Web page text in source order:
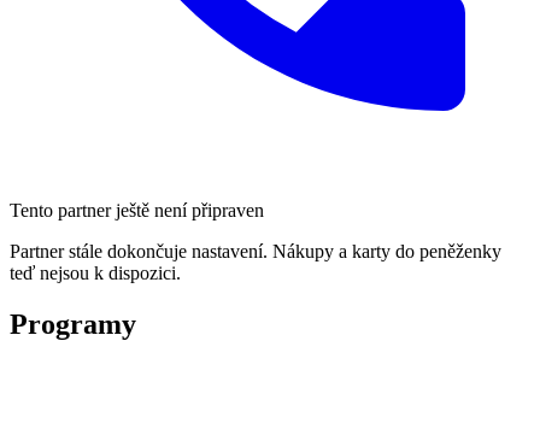
Tento partner ještě není připraven
Partner stále dokončuje nastavení. Nákupy a karty do peněženky
teď nejsou k dispozici.
Programy